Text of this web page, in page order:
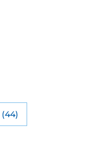
(44)